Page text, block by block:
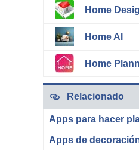
Home
Home AI
Home
Relacionado
Apps para hacer
Apps de